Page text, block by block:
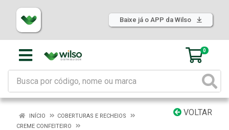
Baixe já o APP da Wilso
0
VOLTAR
INÍCIO
COBERTURAS E RECHEIOS
CREME CONFEITEIRO